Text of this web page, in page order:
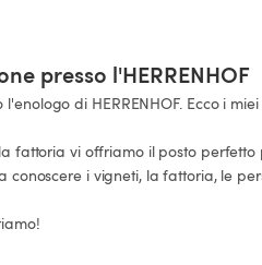
presso l'HERRENHOF
di HERRENHOF. Ecco i
fattoria vi offriamo il posto perfetto
conoscere i vigneti, la fattoria, le